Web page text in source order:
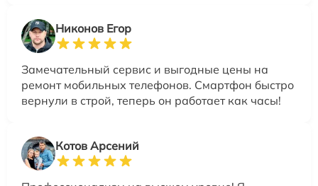
Никонов Егор
Замечательный сервис и выгодные цены на
ремонт мобильных телефонов. Смартфон быстро
вернули в строй, теперь он работает как часы!
Котов Арсений